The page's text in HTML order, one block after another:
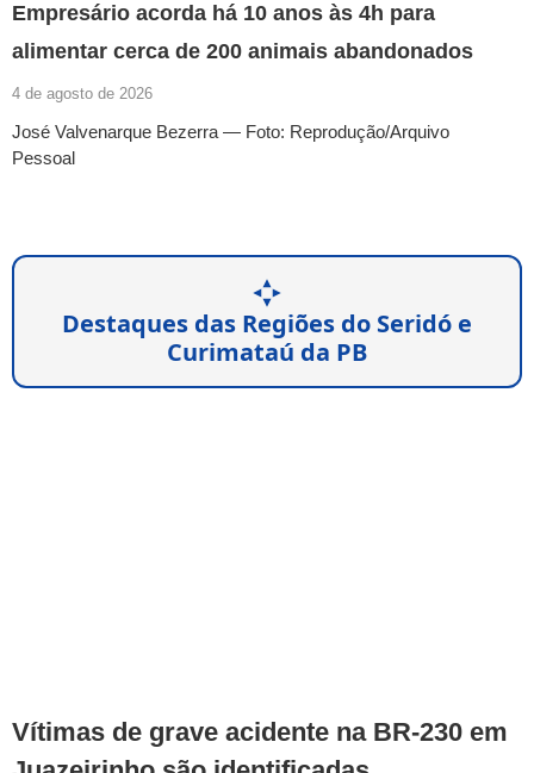
Empresário acorda há 10 anos às 4h para
alimentar cerca de 200 animais abandonados
4 de agosto de 2026
José Valvenarque Bezerra — Foto: Reprodução/Arquivo
Pessoal
Destaques das Regiões do Seridó e
Curimataú da PB
Vítimas de grave acidente na BR-230 em